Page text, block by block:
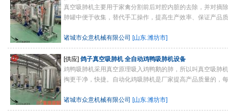
真空吸肺机主要用于家禽分割前后对腔内脏的去除，并对摘
肺罐中便于收集，替代手工操作，提高生产效率、保证产品
诸城市众意机械有限公司 [山东.潍坊市]
[供应] 鸽子真空吸肺机 全自动鸡鸭吸肺机设备
鸡鸭吸肺机采用真空原理吸入鸡鸭鹅的肺，所以叫真空吸肺
掏更干净，快捷。自动化鸡吸肺机是厂家提高产品质量的，
诸城市众意机械有限公司 [山东.潍坊市]